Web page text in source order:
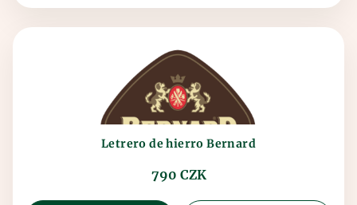
Letrero de hierro Bernard
790 CZK